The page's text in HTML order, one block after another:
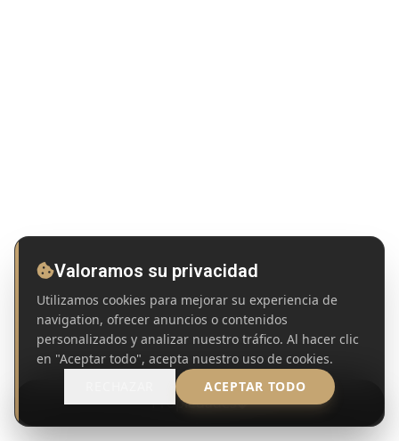
Propiedades
Valoramos su privacidad
Utilizamos cookies para mejorar su experiencia de
navigation, ofrecer anuncios o contenidos
personalizados y analizar nuestro tráfico. Al hacer clic
en "Aceptar todo", acepta nuestro uso de cookies.
ACEPTAR TODO